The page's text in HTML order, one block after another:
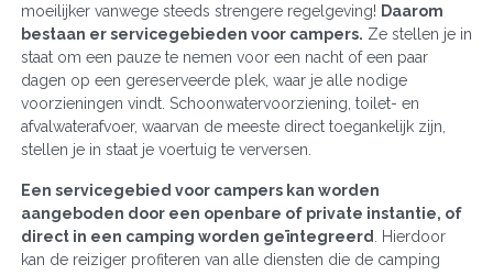
moeilijker vanwege steeds strengere regelgeving! Daarom
bestaan er servicegebieden voor campers. Ze stellen je in
staat om een pauze te nemen voor een nacht of een paar
dagen op een gereserveerde plek, waar je alle nodige
voorzieningen vindt. Schoonwatervoorziening, toilet- en
afvalwaterafvoer, waarvan de meeste direct toegankelijk zijn,
stellen je in staat je voertuig te verversen.
Een servicegebied voor campers kan worden
aangeboden door een openbare of private instantie, of
direct in een camping worden geïntegreerd
. Hierdoor
kan de reiziger profiteren van alle diensten die de camping